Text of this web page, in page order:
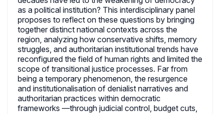
as a political institution? This interdisciplinary panel
proposes to reflect on these questions by bringing
together distinct national contexts across the
region, analyzing how conservative shifts, memory
struggles, and authoritarian institutional trends have
reconfigured the field of human rights and limited the
scope of transitional justice processes. Far from
being a temporary phenomenon, the resurgence
and institutionalisation of denialist narratives and
authoritarian practices within democratic
frameworks —through judicial control, budget cuts,